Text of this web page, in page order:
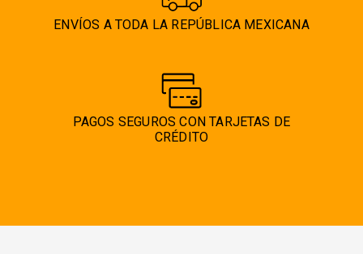
ENVÍOS A TODA LA REPÚBLICA MEXICANA
PAGOS SEGUROS CON TARJETAS DE
CRÉDITO